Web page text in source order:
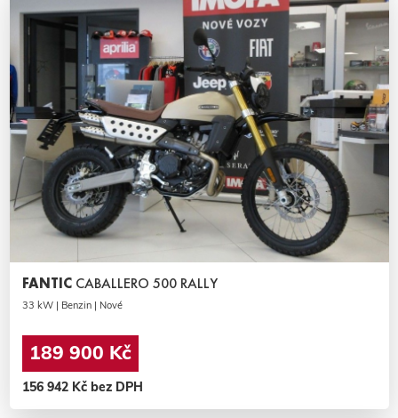
FANTIC CABALLERO 500 RALLY
33 kW | Benzin | Nové
189 900 Kč
156 942 Kč bez DPH